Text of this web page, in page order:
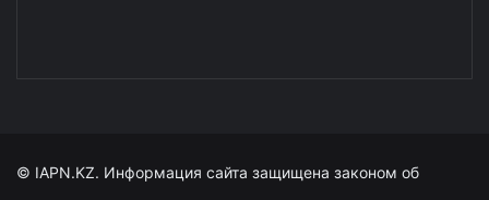
© IAPN.KZ. Информация сайта защищена законом об